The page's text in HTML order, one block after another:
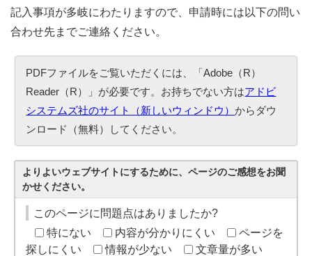
記入事項が多岐にわたりますので、申請時には以下の問い
合わせ先までご連絡ください。
PDFファイルをご覧いただくには、「Adobe（R）
Reader（R）」が必要です。お持ちでない方はアドビ
システムズ社のサイト（新しいウィンドウ）からダウ
ンロード（無料）してください。
よりよいウェブサイトにするために、ページのご感想をお聞
かせください。
このページに問題点はありましたか?
特にない
内容が分かりにくい
ページを
探しにくい
情報が少ない 文章量が多い